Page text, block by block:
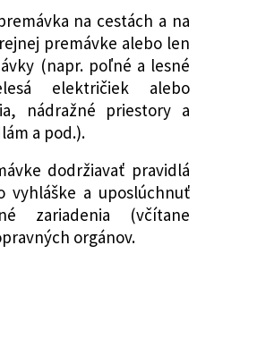
na cestách a na
premávke alebo len
(napr. poľné a lesné
električiek alebo
nádražné priestory a
a pod.).
dodržiavať pravidlá
vyhláške a uposlúchnuť
zariadenia (včítane
orgánov.